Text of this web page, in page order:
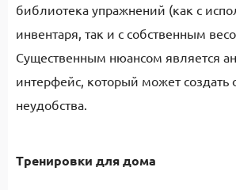
библиотека упражнений (как с
инвентаря, так и с собственным
Существенным нюансом является
интерфейс, который может создать
неудобства.
Тренировки для дома